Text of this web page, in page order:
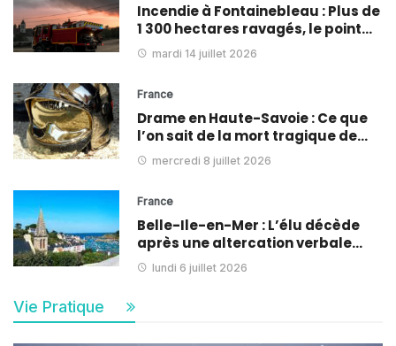
Incendie à Fontainebleau : Plus de
1 300 hectares ravagés, le point…
mardi 14 juillet 2026
France
Drame en Haute-Savoie : Ce que
l’on sait de la mort tragique de…
mercredi 8 juillet 2026
France
Belle-Ile-en-Mer : L’élu décède
après une altercation verbale…
lundi 6 juillet 2026
Vie Pratique